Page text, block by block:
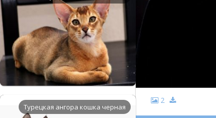
Турецкая ангора кошка черная
2